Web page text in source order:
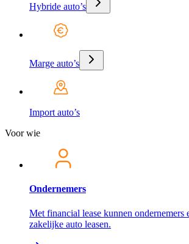
Hybride auto’s
Marge auto’s
Import auto’s
Voor wie
Ondernemers
Met financial lease kunnen ondernemers
zakelijke auto leasen.